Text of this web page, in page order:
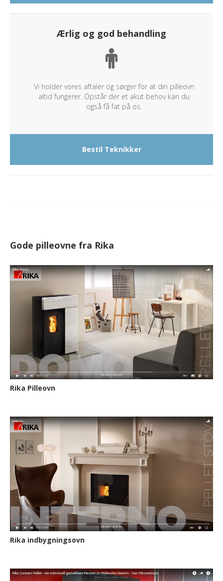
Ærlig og god behandling
Vi holder vores aftaler og sørger for at din pilleovn
altid fungerer. Opstår der et akut behov kan du
også få fat på os.
Bestil Teknikker
Gode pilleovne fra Rika
Rika Pilleovn
Rika indbygningsovn